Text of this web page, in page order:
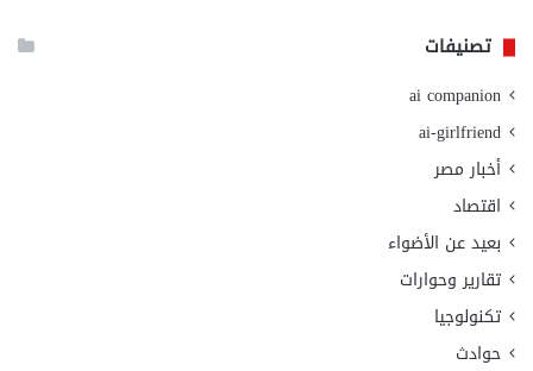
تصنيفات
ai companion
ai-girlfriend
أخبار مصر
اقتصاد
بعيد عن الأضواء
تقارير وحوارات
تكنولوجيا
حوادث